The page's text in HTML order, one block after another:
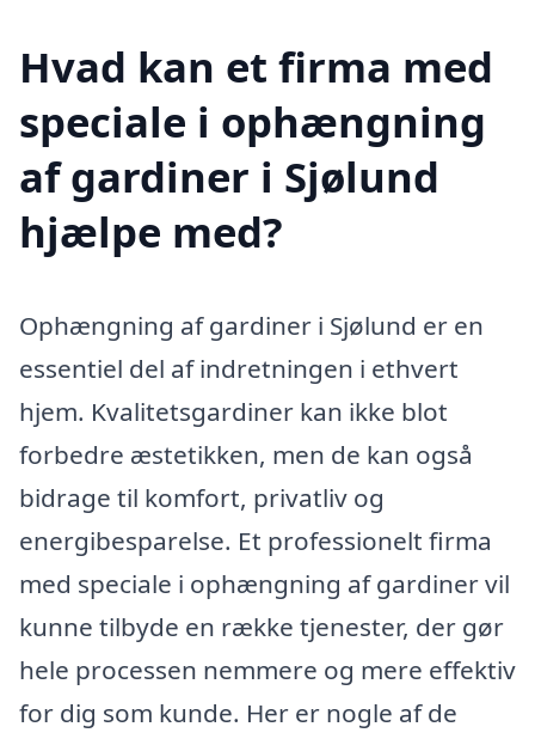
Hvad kan et firma med
speciale i ophængning
af gardiner i Sjølund
hjælpe med?
Ophængning af gardiner i Sjølund er en
essentiel del af indretningen i ethvert
hjem. Kvalitetsgardiner kan ikke blot
forbedre æstetikken, men de kan også
bidrage til komfort, privatliv og
energibesparelse. Et professionelt firma
med speciale i ophængning af gardiner vil
kunne tilbyde en række tjenester, der gør
hele processen nemmere og mere effektiv
for dig som kunde. Her er nogle af de